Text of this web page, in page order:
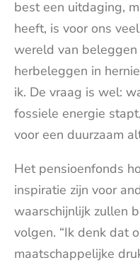
best een uitdaging,
heeft, is voor ons
wereld van
herbeleggen in
ik. De vraag is wel:
fossiele energie
voor een duurzaam
Het pensioenfonds
inspiratie zijn voor
waarschijnlijk zullen
volgen. “Ik denk dat
maatschappelijke